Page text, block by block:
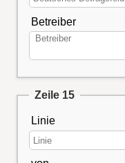
Betreiber
Zeile 15
Linie